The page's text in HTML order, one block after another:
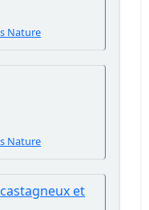
Nature
Nature
et